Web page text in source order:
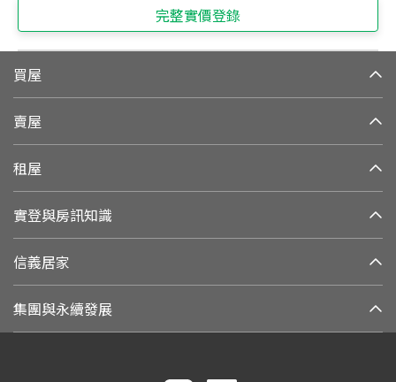
完整實價登錄
買屋
賣屋
租屋
實登與房訊知識
信義居家
集團與永續發展